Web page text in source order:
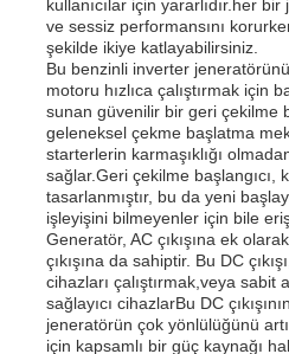
Fabrika turu
Kalite kontrol
Bize ulaşın
Haberler
Tüm servis talepleri
kullanıcılar için yararlıdır.her
ve sessiz performansını
şekilde ikiye katlayabilirsiniz.
Bu benzinli inverter
motoru hızlıca çalıştırmak için
sunan güvenilir bir geri çekilme
geleneksel çekme başlatma
starterlerin karmaşıklığı
sağlar.Geri çekilme başlangıcı,
tasarlanmıştır, bu da yeni
işleyişini bilmeyenler için bile
Generatör, AC çıkışına ek
çıkışına da sahiptir. Bu DC
cihazları çalıştırmak,veya sabit
sağlayıcı cihazlarBu DC
jeneratörün çok yönlülüğünü
için kapsamlı bir güç kaynağı